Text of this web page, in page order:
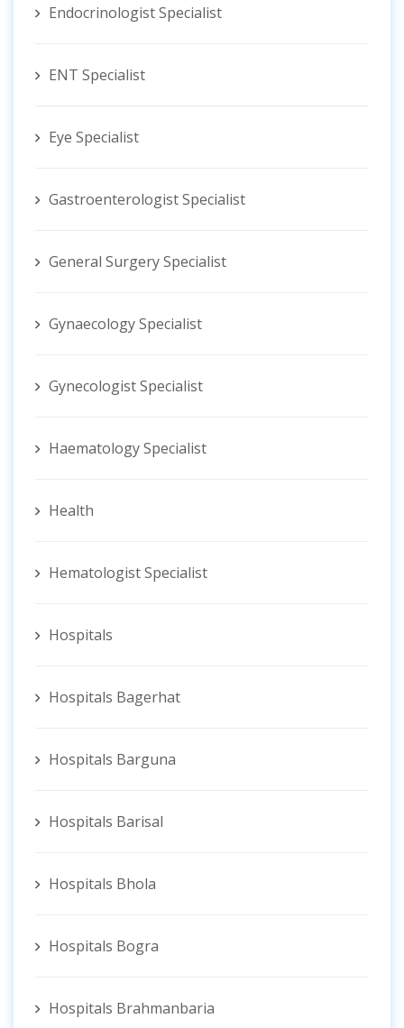
Endocrinologist Specialist
ENT Specialist
Eye Specialist
Gastroenterologist Specialist
General Surgery Specialist
Gynaecology Specialist
Gynecologist ‍Specialist
Haematology Specialist
Health
Hematologist ‍Specialist
Hospitals
Hospitals Bagerhat
Hospitals Barguna
Hospitals Barisal
Hospitals Bhola
Hospitals Bogra
Hospitals Brahmanbaria